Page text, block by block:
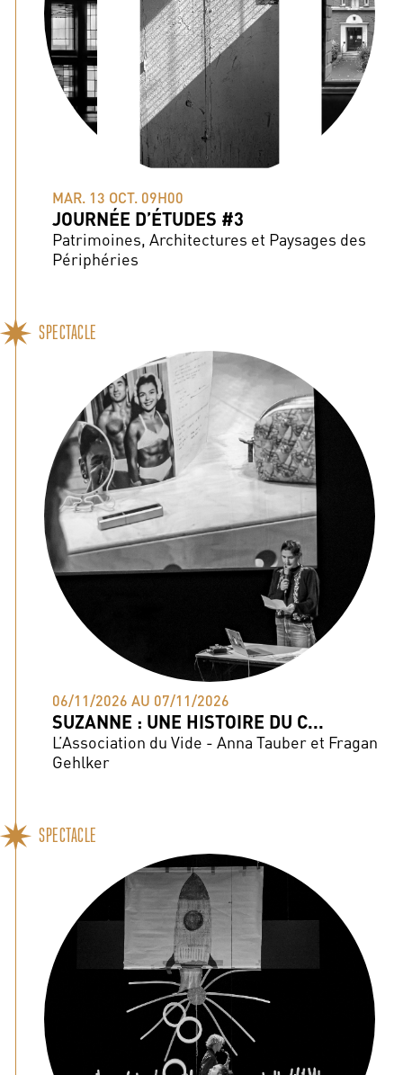
MAR. 13 OCT. 09H00
JOURNÉE D’ÉTUDES #3
Patrimoines, Architectures et Paysages des
Périphéries
SPECTACLE
06/11/2026 AU 07/11/2026
SUZANNE : UNE HISTOIRE DU C...
L’Association du Vide - Anna Tauber et Fragan
Gehlker
SPECTACLE